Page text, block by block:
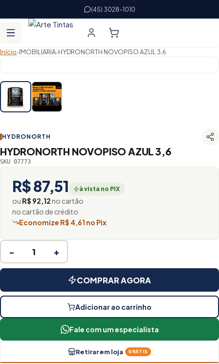
(45) 3028-1010
Início›IMOBILIARIA›HYDRONORTH NOVOPISO AZUL 3,6
HYDRONORTH
HYDRONORTH NOVOPISO AZUL 3,6
SKU 07773
R$ 87,51 à vista no PIX
ou R$ 92,12no cartão
no cartão de crédito
Economize R$ 4,61 no Pix
− +
COMPRAR AGORA
Adicionar ao carrinho
Fale com um especialista
Retirar em loja GRÁTIS